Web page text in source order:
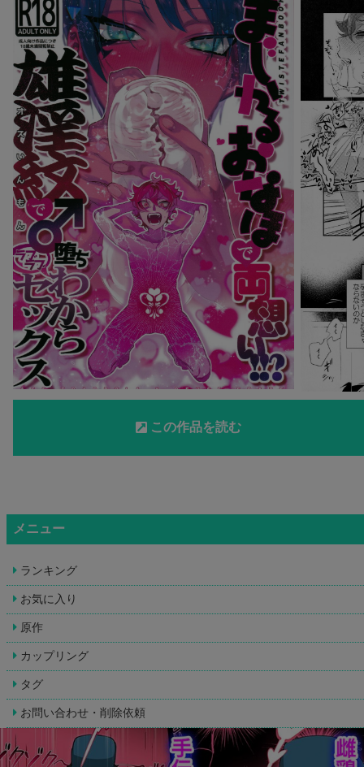
この作品を読む
メニュー
ランキング
お気に入り
原作
カップリング
タグ
お問い合わせ・削除依頼